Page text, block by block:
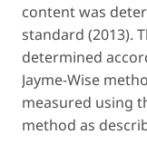
content was
standard (2013).
determined
Jayme-Wise
measured using
method as